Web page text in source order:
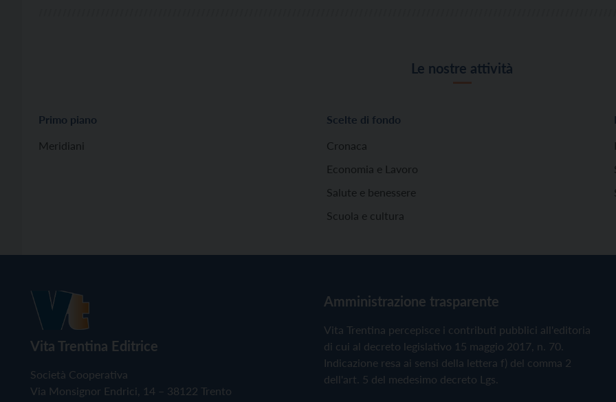
Le nostre attività
Primo piano
Meridiani
Scelte di fondo
Cronaca
Economia e Lavoro
Salute e benessere
Scuola e cultura
Vita Trentina Editrice
Società Cooperativa
Via Monsignor Endrici, 14 – 38122 Trento
Amministrazione trasparente
Vita Trentina percepisce i contributi pubblici all'editoria
di cui al decreto legislativo 15 maggio 2017, n. 70.
Indicazione resa ai sensi della lettera f) del comma 2
dell'art. 5 del medesimo decreto Lgs.